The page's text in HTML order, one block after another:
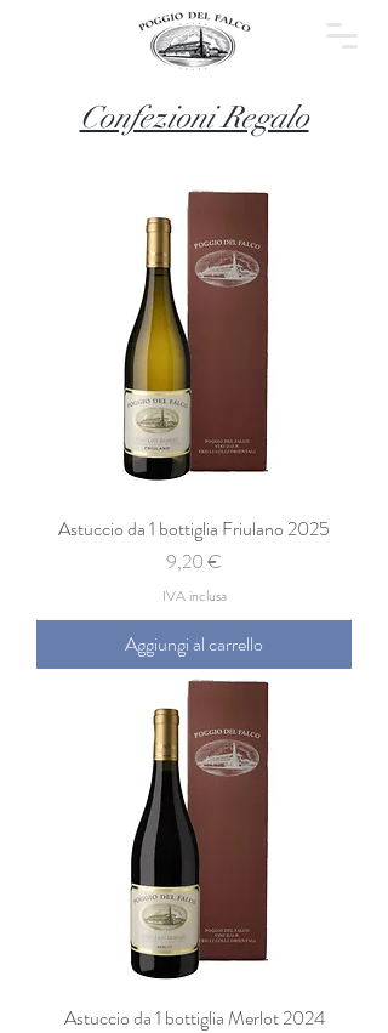
Confezioni Regalo
Astuccio da 1 bottiglia Friulano 2025
Prezzo
9,20 €
IVA inclusa
Aggiungi al carrello
Astuccio da 1 bottiglia Merlot 2024